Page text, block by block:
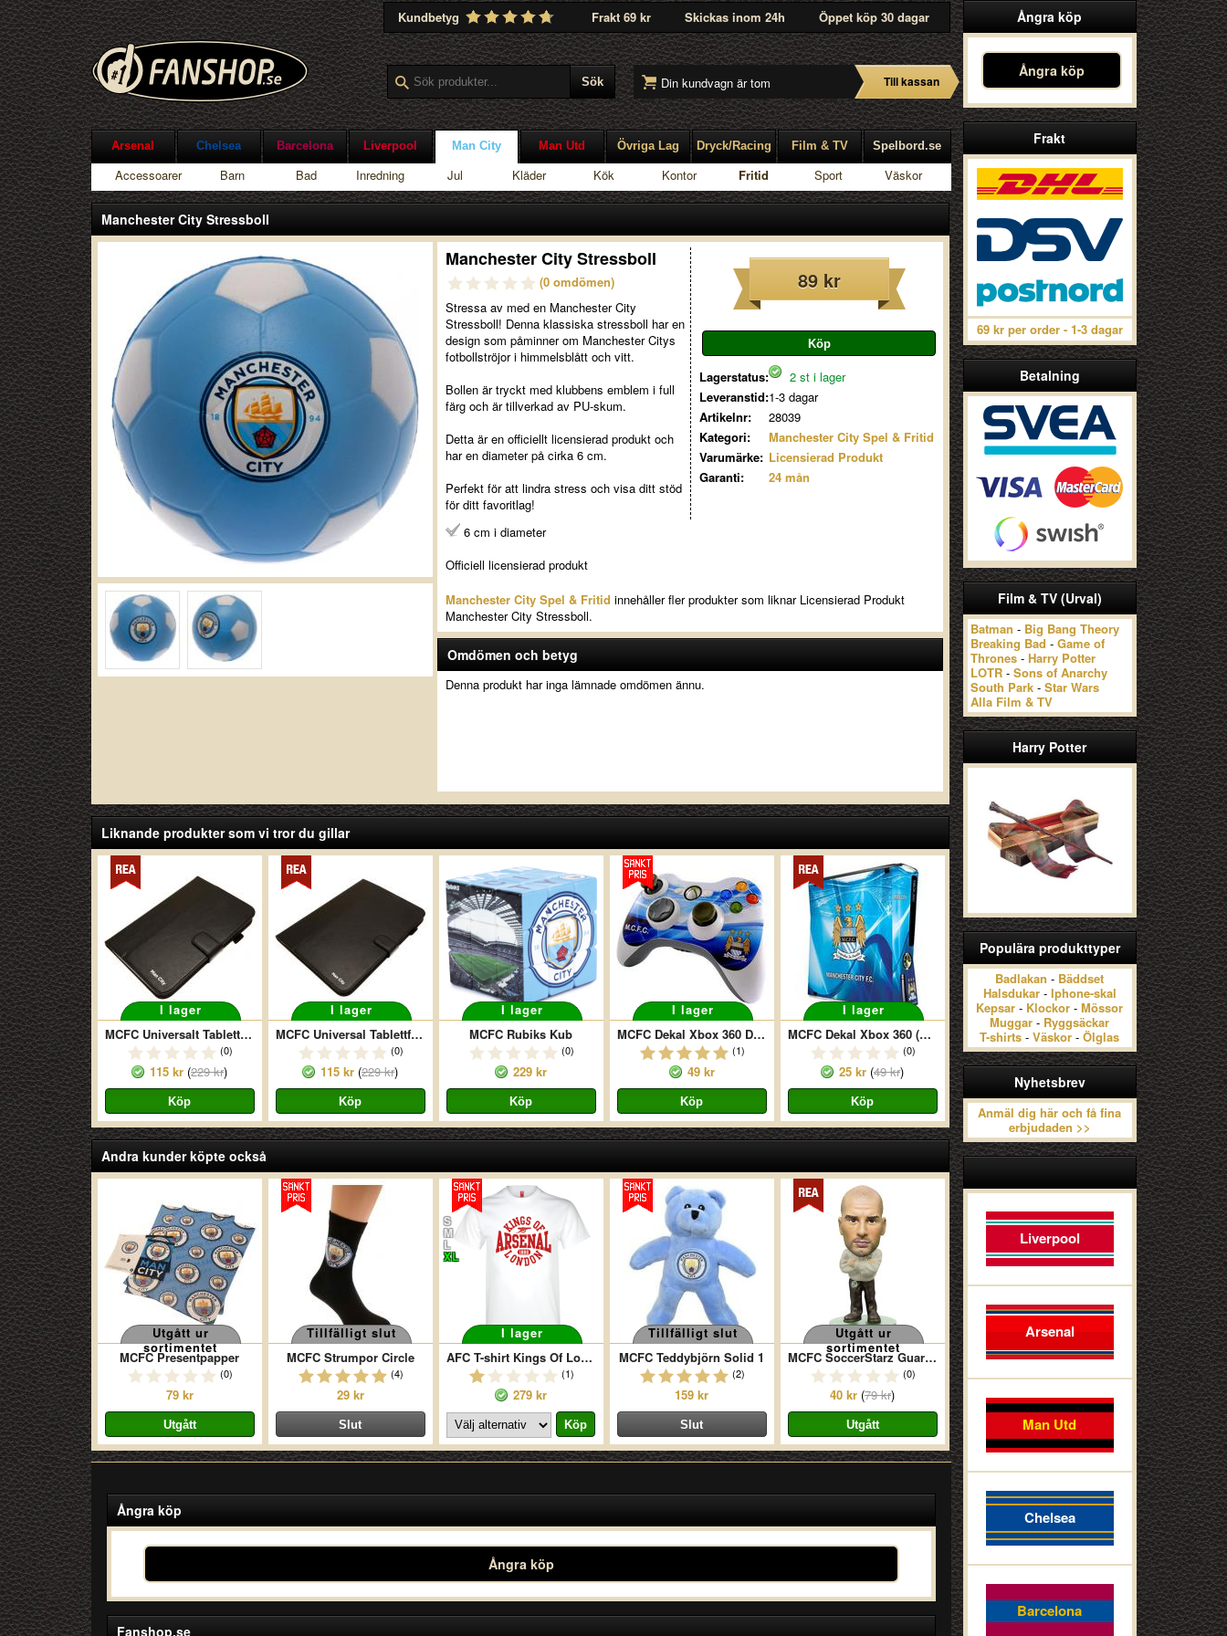
Kundbetyg Frakt 69 kr Skickas inom 24h Öppet köp 30 dagar
Din kundvagn är tom Till kassan
Arsenal Chelsea Barcelona Liverpool Man City Man Utd Övriga Lag Dryck/Racing Film & TV Spelbord.se
Accessoarer Barn Bad Inredning Jul Kläder Kök Kontor Fritid Sport Väskor
Ångra köp
Ångra köp
Frakt
69 kr per order - 1-3 dagar
Betalning
Film & TV (Urval)
Batman - Big Bang Theory
Breaking Bad - Game of
Thrones- Harry Potter
LOTR- Sons of Anarchy
South Park- Star Wars
Alla Film & TV
Harry Potter
Populära produkttyper
Badlakan - Bäddset
Halsdukar- Iphone-skal
Kepsar - Klockor - Mössor
Muggar - Ryggsäckar
T-shirts - Väskor - Ölglas
Nyhetsbrev
Anmäl dig här och få fina
erbjudaden >>
Liverpool
Arsenal
Man Utd
Chelsea
Barcelona
Manchester City Stressboll
89 kr
Lagerstatus:
2 st i lager
Leveranstid:1-3 dagar
Artikelnr:
28039
Kategori:
Manchester City Spel & Fritid
Varumärke: Licensierad Produkt
Garanti:
24 mån
Manchester City Stressboll
(0 omdömen)
Stressa av med en Manchester City
Stressboll! Denna klassiska stressboll har en
design som påminner om Manchester Citys
fotbollströjor i himmelsblått och vitt.
Bollen är tryckt med klubbens emblem i full
färg och är tillverkad av PU-skum.
Detta är en officiellt licensierad produkt och
har en diameter på cirka 6 cm.
Perfekt för att lindra stress och visa ditt stöd
för ditt favoritlag!
6 cm i diameter
Officiell licensierad produkt
Manchester City Spel & Fritid innehåller fler produkter som liknar Licensierad Produkt
Manchester City Stressboll.
Omdömen och betyg
Denna produkt har inga lämnade omdömen ännu.
Liknande produkter som vi tror du gillar
I lager
MCFC Universalt Tablettfodral
(0)
115 kr (229 kr)
I lager
MCFC Universal Tablettfodral
(0)
115 kr (229 kr)
I lager
MCFC Rubiks Kub
(0)
229 kr
I lager
MCFC Dekal Xbox 360 Dosa
(1)
49 kr
I lager
MCFC Dekal Xbox 360 (Slim)
(0)
25 kr (49 kr)
Andra kunder köpte också
Utgått ur
sortimentet
MCFC Presentpapper
(0)
79 kr
Tillfälligt slut
MCFC Strumpor Circle
(4)
29 kr
S
M
L
XL
I lager
AFC T-shirt Kings Of London Vit
(1)
279 kr
Tillfälligt slut
MCFC Teddybjörn Solid 1
(2)
159 kr
Utgått ur
sortimentet
MCFC SoccerStarz Guardiola Tracksuit
(0)
40 kr (79 kr)
Ångra köp
Ångra köp
Fanshop.se